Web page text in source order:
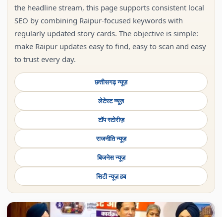
the headline stream, this page supports consistent local
SEO by combining Raipur-focused keywords with
regularly updated story cards. The objective is simple:
make Raipur updates easy to find, easy to scan and easy
to trust every day.
छत्तीसगढ़ न्यूज़
लेटेस्ट न्यूज़
टॉप स्टोरीज़
राजनीति न्यूज़
बिजनेस न्यूज़
सिटी न्यूज़ हब